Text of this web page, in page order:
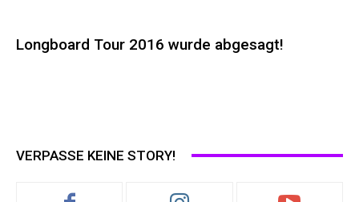
Longboard Tour 2016 wurde abgesagt!
VERPASSE KEINE STORY!